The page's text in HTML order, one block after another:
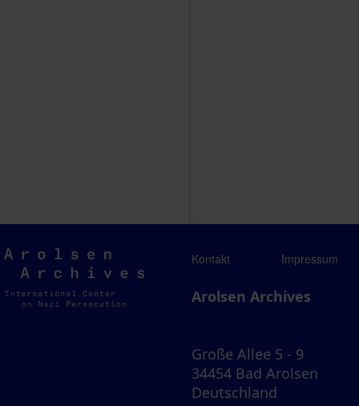
Arolsen
Archives
Kontakt Impressum
Arolsen Archives
Große Allee 5 - 9
34454 Bad Arolsen
Deutschland